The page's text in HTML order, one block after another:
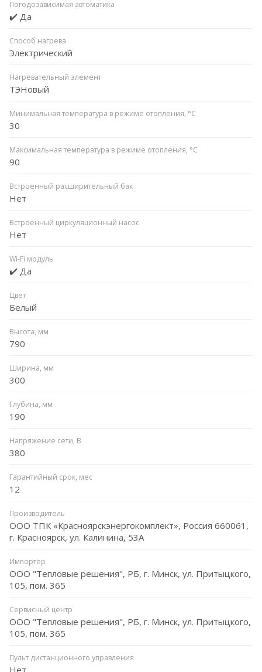
Погодозависимая автоматика
✔️ Да
Способ нагрева
Электрический
Нагревательный элемент
ТЭНовый
Минимальная температура в режиме отопления, °C
30
Максимальная температура в режиме отопления, °C
90
Встроенный расширительный бак
Нет
Встроенный циркуляционный насос
Нет
Wi-Fi модуль
✔️ Да
Цвет
Белый
Высота, мм
790
Ширина, мм
300
Глубина, мм
190
Напряжение сети, В
380
Гарантийный срок, мес
12
Производитель
ООО ТПК «Красноярскэнергокомплект», Россия 660061,
г. Красноярск, ул. Калинина, 53А
Импортёр
ООО "Тепловые решения", РБ, г. Минск, ул. Притыцкого,
105, пом. 365
Сервисный центр
ООО "Тепловые решения", РБ, г. Минск, ул. Притыцкого,
105, пом. 365
Пульт дистанционного управления
Нет